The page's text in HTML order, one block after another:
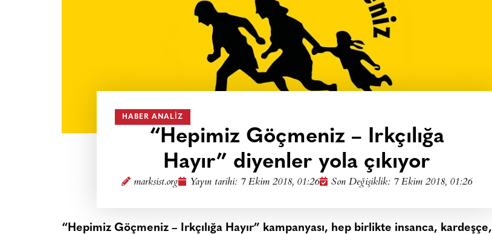
HABER ANALIZ
“Hepimiz Göçmeniz – Irkçılığa
Hayır” diyenler yola çıkıyor
marksist.org Yayın tarihi: 7 Ekim 2018, 01:26 Son Değişiklik: 7 Ekim 2018, 01:26
“Hepimiz Göçmeniz – Irkçılığa Hayır” kampanyası, hep birlikte insanca, kardeşçe,